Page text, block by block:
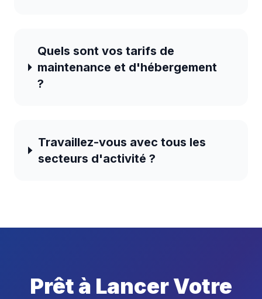
Quels sont vos tarifs de
maintenance et d'hébergement
?
Travaillez-vous avec tous les
secteurs d'activité ?
Prêt à Lancer Votre